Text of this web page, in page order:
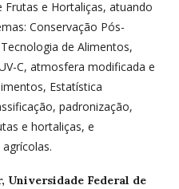
e Hortaliças, atuando
Conservação Pós-
de Alimentos,
C, atmosfera modificada e
Estatística
padronização,
e hortaliças, e
Universidade Federal de